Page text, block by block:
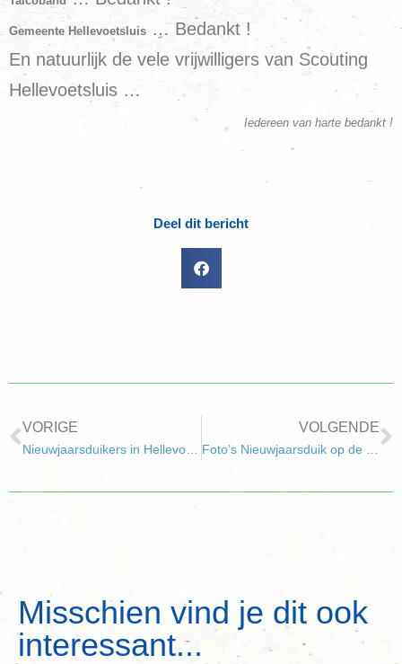
Gemeente Hellevoetsluis … Bedankt !
En natuurlijk de vele vrijwilligers van Scouting
Hellevoetsluis …
Iedereen van harte bedankt !
Deel dit bericht
VORIGE VOLGENDE
Misschien vind je dit ook
interessant...